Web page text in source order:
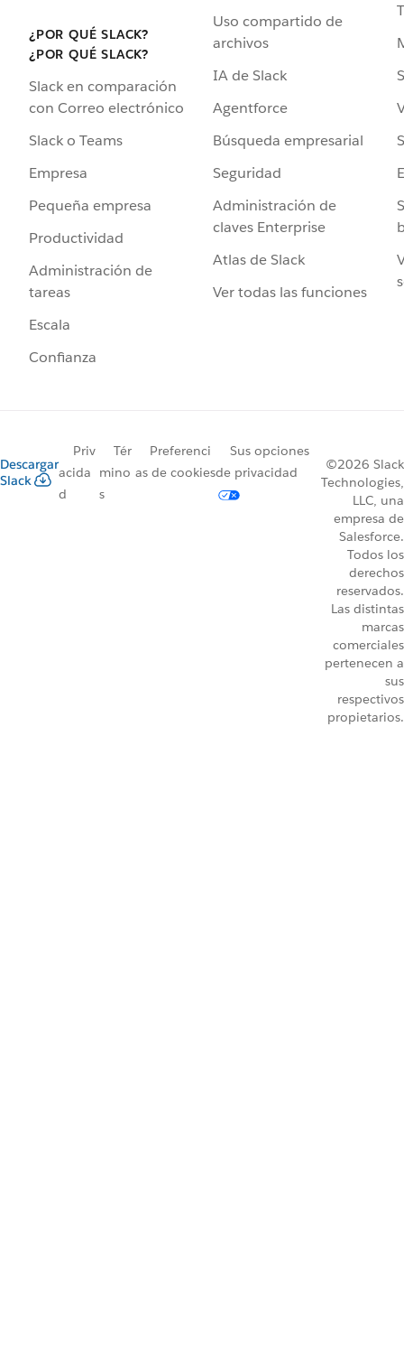
¿POR QUÉ SLACK?
¿POR QUÉ SLACK?
Slack en comparación
con Correo electrónico
Slack o Teams
Empresa
Pequeña empresa
Productividad
Administración de
tareas
Escala
Confianza
Uso compartido de
archivos
IA de Slack
Agentforce
Búsqueda empresarial
Seguridad
Administración de
claves Enterprise
Atlas de Slack
Ver todas las funciones
Descargar
Slack
Priv
acida
d
Tér
mino
s
Preferenci
as de cookies
Sus opciones
de privacidad
©2026 Slack
Technologies,
LLC, una
empresa de
Salesforce.
Todos los
derechos
reservados.
Las distintas
marcas
comerciales
pertenecen a
sus
respectivos
propietarios.